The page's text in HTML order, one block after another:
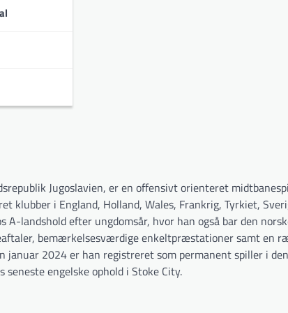
Jugoslavien, er en offensivt orienteret
i England, Holland, Wales, Frankrig, Tyrkiet,
landshold efter ungdomsår, hvor han også bar den
bemærkelsesværdige enkeltpræstationer samt en
2024 er han registreret som permanent spiller i
engelske ophold i Stoke City.